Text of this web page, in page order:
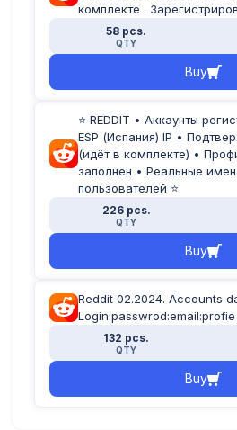
комплекте .
58 pcs.
QTY
Buy
⭐ REDDIT • Аккаунты
ESP (Испания) IP •
(идёт в комплекте) •
заполнен • Реальные
пользователей ⭐
226 pcs.
QTY
Buy
Reddit 02.2024. Accounts
132 pcs.
QTY
Buy